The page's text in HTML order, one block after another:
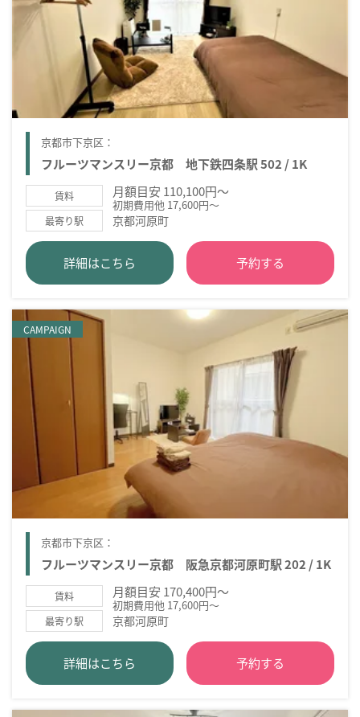
京都市下京区：
フルーツマンスリー京都 地下鉄四条駅 502 / 1K
賃料 月額目安 110,100円～
初期費用他 17,600円～
最寄り駅 京都河原町
詳細はこちら 予約する
CAMPAIGN
京都市下京区：
フルーツマンスリー京都 阪急京都河原町駅 202 / 1K
賃料 月額目安 170,400円～
初期費用他 17,600円～
最寄り駅 京都河原町
詳細はこちら 予約する